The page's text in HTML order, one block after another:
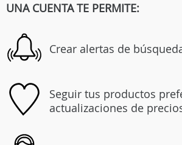
UNA CUENTA TE PERMITE:
Crear alertas de
Seguir tus productos
actualizaciones de